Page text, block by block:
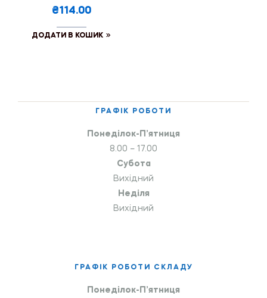
₴114.00
ДОДАТИ В КОШИК
ГРАФІК РОБОТИ
Понеділок-П’ятниця
8.00 – 17.00
Субота
Вихідний
Неділя
Вихідний
ГРАФІК РОБОТИ СКЛАДУ
Понеділок-П’ятниця